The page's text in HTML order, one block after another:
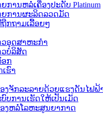
ການຫລໍ່ເຄື່ອງປະດັບ Platinum
ຍການຜະລິດລວດມັດ
ກຖາມເລື້ອຍໆ
ວອຸດສາຫະກຳ
ວບໍລິສັດ
ອກ
ຮົາ
ອງຈັກລະລາຍດ້ວຍແຮງດັນໄຟຟ້
ບການເຮັດໃຫ້ເປັນເມັດ
ອງຫລໍ່ໂລຫະສູນຍາກາດ